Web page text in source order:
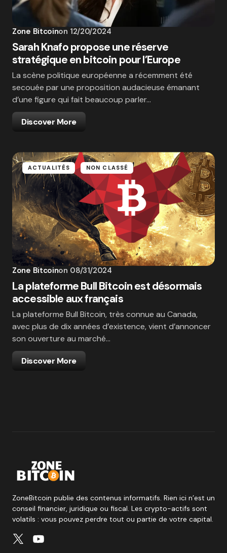
Zone Bitcoinon 12/20/2024
Sarah Knafo propose une réserve
stratégique en bitcoin pour l’Europe
La scène politique européenne a récemment été
secouée par une proposition audacieuse émanant
d’une figure qui fait beaucoup parler…
Discover More
ACTUALITÉS NON CLASSÉ
Zone Bitcoinon 08/31/2024
La plateforme Bull Bitcoin est désormais
accessible aux français
La plateforme Bull Bitcoin, très connue au Canada,
avec plus de dix années d’existence, vient d’annoncer
son ouverture au marché…
Discover More
ZoneBitcoin publie des contenus informatifs. Rien ici n’est un
conseil financier, juridique ou fiscal. Les crypto-actifs sont
volatils : vous pouvez perdre tout ou partie de votre capital.